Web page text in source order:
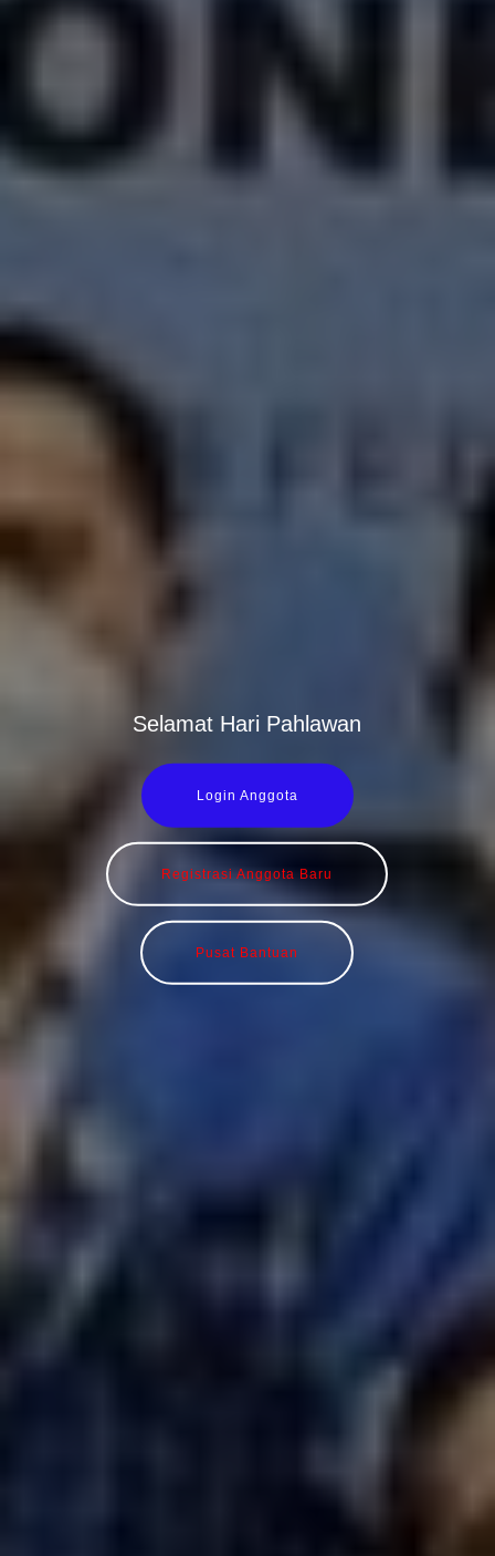
Selamat Hari Pahlawan
Login Anggota
Registrasi Anggota Baru
Pusat Bantuan